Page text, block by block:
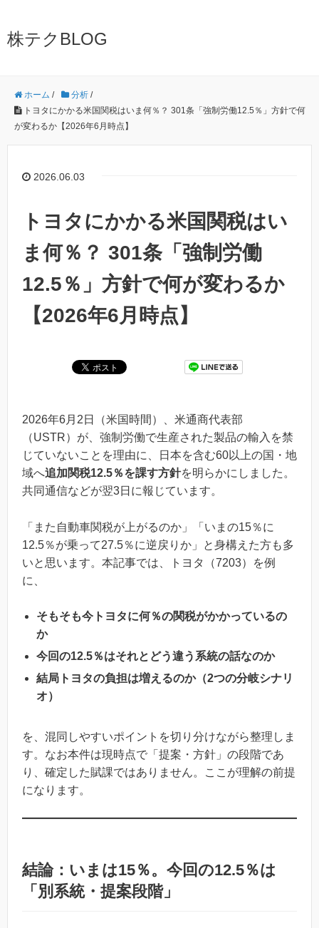
株テクBLOG
ホーム / 分析 /
トヨタにかかる米国関税はいま何％？ 301条「強制労働12.5％」方針で何
が変わるか【2026年6月時点】
2026.06.03
トヨタにかかる米国関税はい
ま何％？ 301条「強制労働
12.5％」方針で何が変わるか
【2026年6月時点】
2026年6月2日（米国時間）、米通商代表部
（USTR）が、強制労働で生産された製品の輸入を禁
じていないことを理由に、日本を含む60以上の国・地
域へ追加関税12.5％を課す方針を明らかにしました。
共同通信などが翌3日に報じています。
「また自動車関税が上がるのか」「いまの15％に
12.5％が乗って27.5％に逆戻りか」と身構えた方も多
いと思います。本記事では、トヨタ（7203）を例
に、
そもそも今トヨタに何％の関税がかかっているの
か
今回の12.5％はそれとどう違う系統の話なのか
結局トヨタの負担は増えるのか（2つの分岐シナリ
オ）
を、混同しやすいポイントを切り分けながら整理しま
す。なお本件は現時点で「提案・方針」の段階であ
り、確定した賦課ではありません。ここが理解の前提
になります。
結論：いまは15％。今回の12.5％は
「別系統・提案段階」